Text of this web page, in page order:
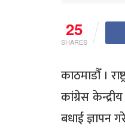
25
SHARES
काठमाडाैँ ।
कांग्रेस
बधाई ज्ञापन